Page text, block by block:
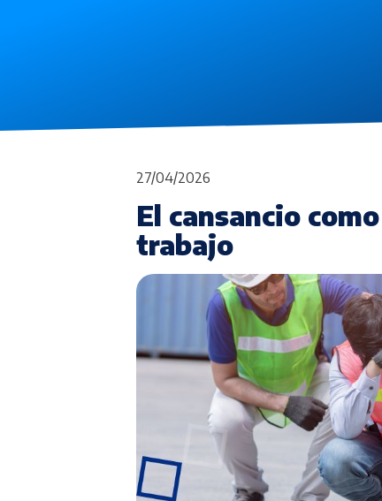
27/04/2026
El cansancio
trabajo